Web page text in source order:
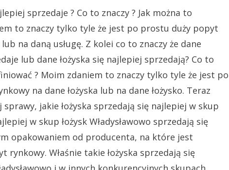
sprzedaje ? Co to znaczy ? Jak można to
to znaczy tylko tyle że jest po prostu duży popyt
na daną usługę. Z kolei co to znaczy że dane
lub dane łożyska się najlepiej sprzedają? Co to
? Moim zdaniem to znaczy tylko tyle że jest po
na dane łożyska lub na dane łożysko. Teraz
jakie łożyska sprzedają się najlepiej w skup
w skup łożysk Władysławowo sprzedają się
opakowaniem od producenta, na które jest
rynkowy. Właśnie takie łożyska sprzedają się